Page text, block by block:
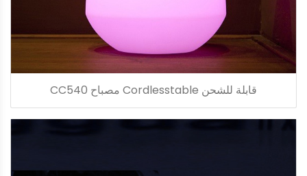
قابلة للشحن Cordlesstable مصباح CC540